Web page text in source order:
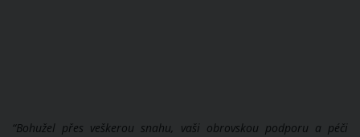
“Bohužel přes veškerou snahu, vaši obrovskou podporu a péči